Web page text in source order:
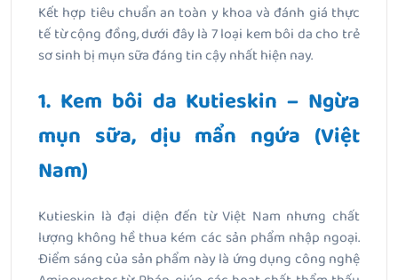
Kết hợp tiêu chuẩn an toàn y khoa và đánh giá thực
tế từ cộng đồng, dưới đây là 7 loại kem bôi da cho trẻ
sơ sinh bị mụn sữa đáng tin cậy nhất hiện nay.
1. Kem bôi da Kutieskin – Ngừa
mụn sữa, dịu mẩn ngứa (Việt
Nam)
Kutieskin là đại diện đến từ Việt Nam nhưng chất
lượng không hề thua kém các sản phẩm nhập ngoại.
Điểm sáng của sản phẩm này là ứng dụng công nghệ